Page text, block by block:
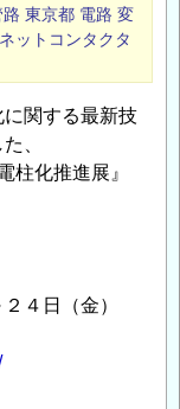
東京都 電路 変
ットコンタクタ
関する最新技
、
柱化推進展』
４日（金）